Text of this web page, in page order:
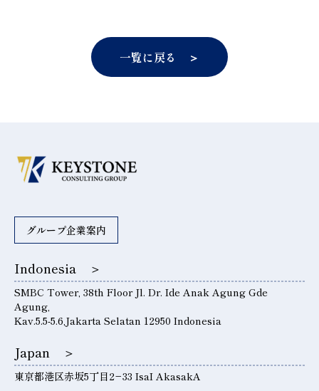
一覧に戻る ＞
グループ企業案内
Indonesia ＞
SMBC Tower, 38th Floor Jl. Dr. Ide Anak Agung Gde
Agung,
Kav.5.5-5.6,Jakarta Selatan 12950 Indonesia
Japan ＞
東京都港区赤坂5丁目2−33 IsaI AkasakA